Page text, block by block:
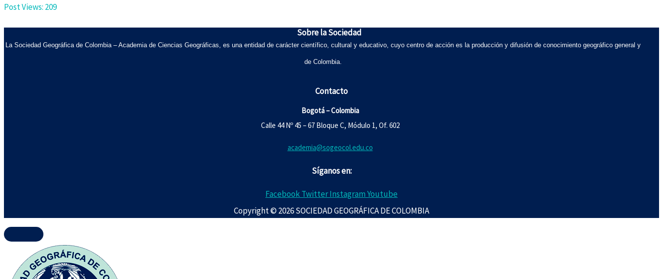
Post Views: 209
Sobre la Sociedad
La Sociedad Geográfica de Colombia – Academia de Ciencias Geográficas, es una entidad de carácter científico, cultural y educativo, cuyo centro de acción es la producción y difusión de conocimiento geográfico general y
de Colombia.
Contacto
Bogotá – Colombia
Calle 44 Nº 45 – 67 Bloque C, Módulo 1, Of. 602
academia@sogeocol.edu.co
Síganos en:
FacebookTwitterInstagramYoutube
Copyright © 2026 SOCIEDAD GEOGRÁFICA DE COLOMBIA